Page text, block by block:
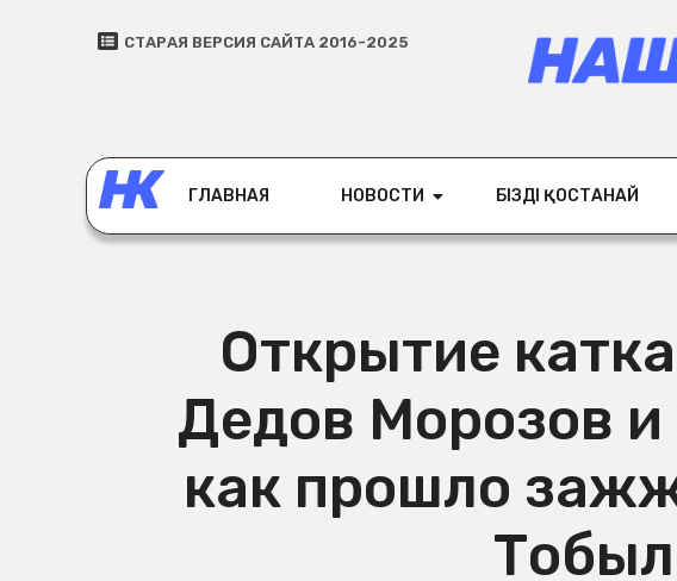
СТАРАЯ ВЕРСИЯ САЙТА 2016-2025
ГЛАВНАЯ НОВОСТИ БІЗДІҢ ҚОСТАНАЙ
Открытие
Дедов Морозов и
как прошло